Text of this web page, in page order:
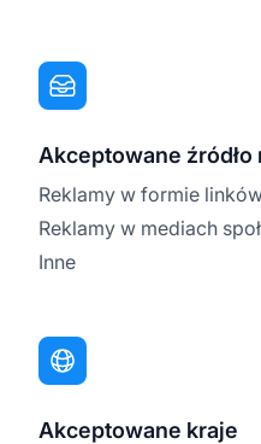
Akceptowane źródło
Reklamy w formie
Reklamy w mediach
Inne
Akceptowane kraje